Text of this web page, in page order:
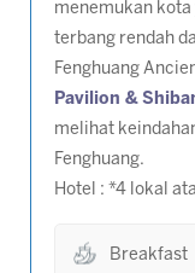
menemukan kota
terbang rendah
Fenghuang
Pavilion &
melihat
Fenghuang.
Hotel : *4 lokal
Breakfast